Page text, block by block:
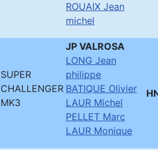
ROUAIX Jean
michel
SUPER
CHALLENGER
MK3
JP VALROSA
LONG Jean
philippe
BATIQUE Olivier
LAUR Michel
PELLET Marc
LAUR Monique